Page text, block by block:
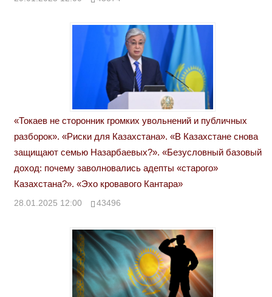
«Токаев не сторонник громких увольнений и публичных
разборок». «Риски для Казахстана». «В Казахстане снова
защищают семью Назарбаевых?». «Безусловный базовый
доход: почему заволновались адепты «старого»
Казахстана?». «Эхо кровавого Кантара»
28.01.2025 12:00 43496